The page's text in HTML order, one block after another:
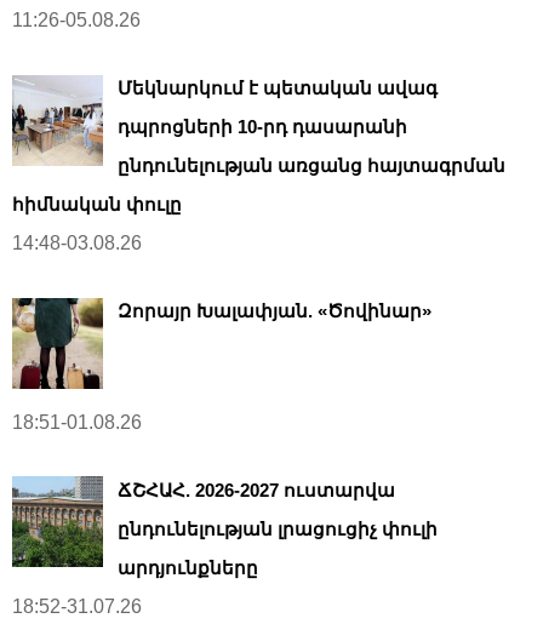
11:26-05.08.26
Մեկնարկում է պետական ավագ
դպրոցների 10-րդ դասարանի
ընդունելության առցանց հայտագրման
հիմնական փուլը
14:48-03.08.26
Զորայր Խալափյան. «Ծովինար»
18:51-01.08.26
ՃՇՀԱՀ. 2026-2027 ուստարվա
ընդունելության լրացուցիչ փուլի
արդյունքները
18:52-31.07.26